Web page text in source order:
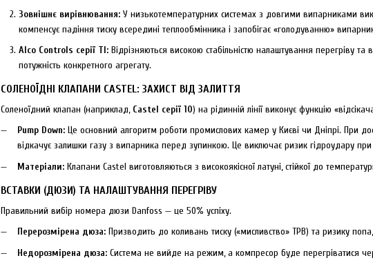
Зовнішнє вирівнювання: У низькотемпературних системах з довгими випарниками
компенсує падіння тиску всередині теплообмінника і запобігає «голодуванню»
Alco Controls серії TI: Відрізняються високою стабільністю налаштування перегріву
потужність конкретного агрегату.
СОЛЕНОЇДНІ КЛАПАНИ CASTEL: ЗАХИСТ ВІД ЗАЛИТТЯ
Соленоїдний клапан (наприклад, Castel серії 10) на рідинній лінії виконує функцію
Pump Down: Це основний алгоритм роботи промислових камер у Києві чи Дніпрі. При
відкачує залишки газу з випарника перед зупинкою. Це виключає ризик гідроудару при
Матеріали: Клапани Castel виготовляються з високоякісної латуні, стійкої до
ВСТАВКИ (ДЮЗИ) ТА НАЛАШТУВАННЯ ПЕРЕГРІВУ
Правильний вибір номера дюзи Danfoss — це 50% успіху.
Перерозмірена дюза: Призводить до коливань тиску («мисливство» ТРВ) та ризику
Недорозмірена дюза: Система не вийде на режим, а компресор буде перегріватися